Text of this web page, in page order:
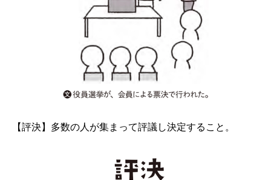
【評決】多数の人が集まって評議し決定すること。